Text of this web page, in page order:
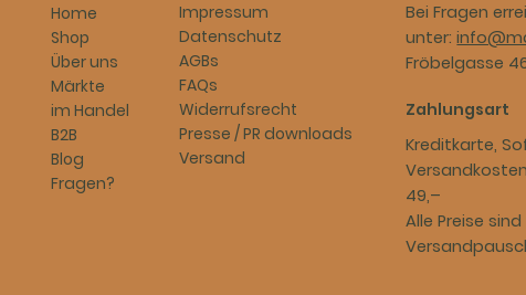
Home
Shop
Über uns
Märkte
im Handel
B2B
Blog
Fragen?
Impressum
Datenschutz
AGBs
FAQs
Widerrufsrecht
Presse / PR downloads
Versand
Bei Fragen
unter:
Fröbelgasse
Zahlungsart
Kreditkarte,
49,–​
Alle Preise